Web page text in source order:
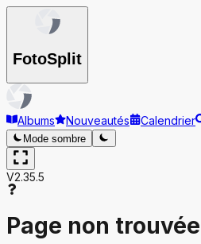
FotoSplit
Albums Nouveautés Calendrier
Mode sombre
V2.35.5
Page non trouvée